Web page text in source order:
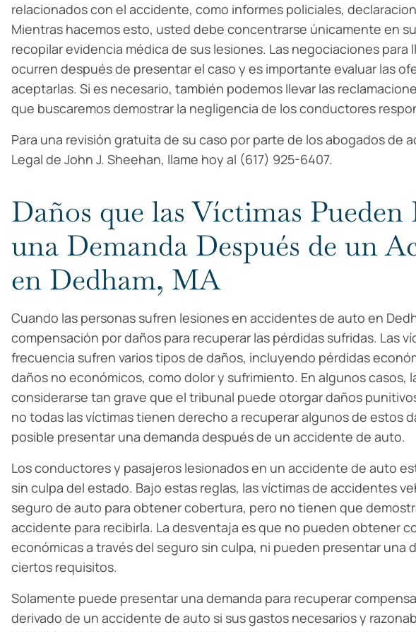
relacionados con el accidente, como informes policiales,
Mientras hacemos esto, usted debe concentrarse únicamente en
recopilar evidencia médica de sus lesiones. Las negociaciones
ocurren después de presentar el caso y es importante evaluar las
aceptarlas. Si es necesario, también podemos llevar las
que buscaremos demostrar la negligencia de los conductores
Para una revisión gratuita de su caso por parte de los abogados de
Legal de John J. Sheehan, llame hoy al (617) 925-6407.
Daños que las Víctimas Pueden
una Demanda Después de un
en Dedham, MA
Cuando las personas sufren lesiones en accidentes de auto en
compensación por daños para recuperar las pérdidas sufridas. Las
frecuencia sufren varios tipos de daños, incluyendo pérdidas
daños no económicos, como dolor y sufrimiento. En algunos
considerarse tan grave que el tribunal puede otorgar daños
no todas las víctimas tienen derecho a recuperar algunos de estos
posible presentar una demanda después de un accidente de auto.
Los conductores y pasajeros lesionados en un accidente de auto
sin culpa del estado. Bajo estas reglas, las víctimas de accidentes
seguro de auto para obtener cobertura, pero no tienen que
accidente para recibirla. La desventaja es que no pueden obtener
económicas a través del seguro sin culpa, ni pueden presentar una
ciertos requisitos.
Solamente puede presentar una demanda para recuperar
derivado de un accidente de auto si sus gastos necesarios y